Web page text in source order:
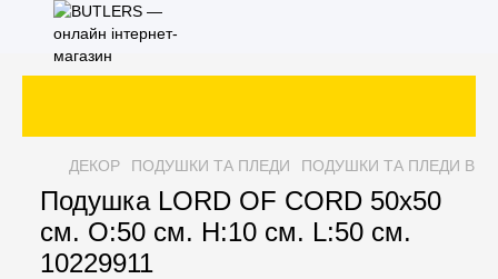
ДЕКОР ПОДУШКИ ТА ПЛЕДИ ПОДУШКИ ТА ПЛЕДИ
Подушка LORD OF CORD 50х50
см. O:50 см. H:10 см. L:50 см.
10229911